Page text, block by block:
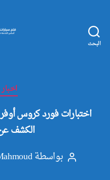
البحث
الكشف
كاتببواسطة